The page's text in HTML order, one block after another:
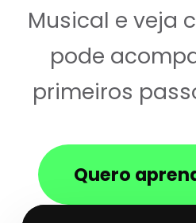
Musical e veja
pode
primeiros
Quero